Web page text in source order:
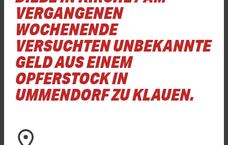
gesehen? Ganz einfach melden - kostenlos unter
oder perWhatsApp 01520 242 3333
gesehen? Ganz einfach melden - kostenlos unter
oder perWhatsApp 01520 242 3333
VERGANGENEN
WOCHENENDE
VERSUCHTEN UNBEKANNTE
GELD AUS EINEM
OPFERSTOCK IN
UMMENDORF ZU KLAUEN.